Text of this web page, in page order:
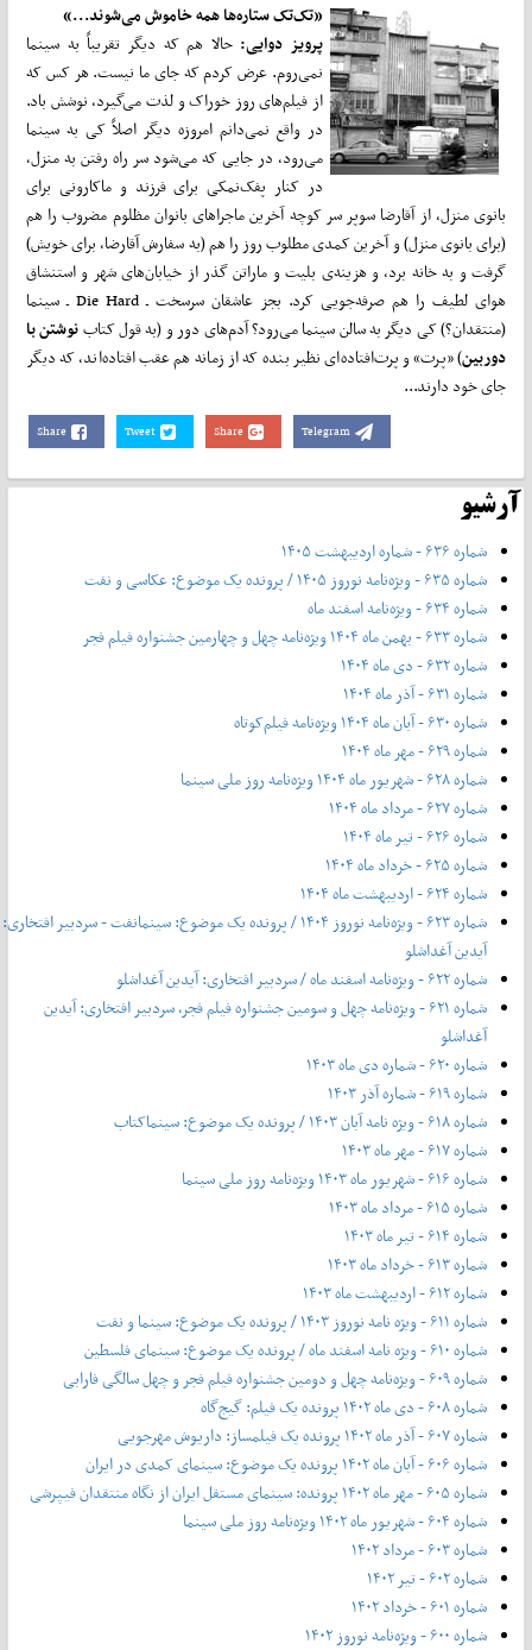
«تک‌تک ستاره‌ها همه خاموش می‌شوند...»
پرویز دوایی:حالا هم که دیگر تقریباً به سینما
نمی‌روم. عرض کردم که جای ما نیست. هر کس که
از فیلم‌های روز خوراک و لذت می‌گیرد، نوشش باد.
در واقع نمی‌دانم امروزه دیگر اصلاً کی به سینما
می‌رود، در جایی که می‌شود سر راه رفتن به منزل،
در کنار پفک‌نمکی برای فرزند و ماکارونی برای
بانوی منزل، از آقارضا سوپر سر کوچه آخرین ماجراهای بانوان مظلوم مضروب را هم
(برای بانوی منزل) و آخرین کمدی مطلوب روز را هم (به سفارش آقارضا، برای خویش)
گرفت و به خانه برد، و هزینه‌ی بلیت و ماراتن گذر از خیابان‌های شهر و استنشاق
هوای لطیف را هم صرفه‌جویی کرد. بجز عاشقان سرسخت ـ Die Hard ـ سینما
(منتقدان؟) کی دیگر به سالن سینما می‌رود؟ آدم‌های دور و (به قول کتابنوشتن با
دوربین) «پرت» و پرت‌افتاده‌ای نظیر بنده که از زمانه هم عقب افتاده‌اند، که دیگر
جای خود دارند...
Share Tweet Share Telegram
آرشیو
شماره ۶۳۶ - شماره اردیبهشت ۱۴۰۵
شماره ۶۳۵ - ویژه‌نامه نوروز ۱۴۰۵ / پرونده یک موضوع: عکاسی و نفت
شماره ۶۳۴ - ویژه‌نامه اسفند ماه
شماره ۶۳۳ - بهمن ماه ۱۴۰۴ ویژه‌نامه چهل‌ و‌ چهارمین جشنواره فیلم فجر
شماره ۶۳۲ - دی ماه ۱۴۰۴
شماره ۶۳۱ - آذر ماه ۱۴۰۴
شماره ۶۳۰ - آبان ماه ۱۴۰۴ ویژه‌نامه فیلم‌کوتاه
شماره ۶۲۹ - مهر ماه ۱۴۰۴
شماره ۶۲۸ - شهریور ماه ۱۴۰۴ ویژه‌نامه روز ملی سینما
شماره ۶۲۷ - مرداد ماه ۱۴۰۴
شماره ۶۲۶ - تیر ماه ۱۴۰۴
شماره ۶۲۵ - خرداد ماه ۱۴۰۴
شماره ۶۲۴ - اردیبهشت ماه ۱۴۰۴
شماره ۶۲۳ - ویژه‌نامه نوروز ۱۴۰۴ / پرونده یک موضوع: سینمانفت - سردبیر افتخاری:
آیدین آغداشلو
شماره ۶۲۲ - ویژه‌نامه اسفند ماه / سردبیر افتخاری: آیدین آغداشلو
شماره ۶۲۱ - ویژه‌نامه چهل‌ و‌ سومین جشنواره فیلم فجر، سردبیر افتخاری: آیدین
آغداشلو
شماره ۶۲۰ - شماره دی ماه ۱۴۰۳
شماره ۶۱۹ - شماره آذر ۱۴۰۳
شماره ۶۱۸ - ویژه نامه آبان ۱۴۰۳ / پرونده یک موضوع: سینماکتاب
شماره ۶۱۷ - مهر ماه ۱۴۰۳
شماره ۶۱۶ - شهریور ماه ۱۴۰۳ ویژه‌نامه روز ملی سینما
شماره ۶۱۵ - مرداد ماه ۱۴۰۳
شماره ۶۱۴ - تیر ماه ۱۴۰۳
شماره ۶۱۳ - خرداد ماه ۱۴۰۳
شماره ۶۱۲ - اردیبهشت ماه ۱۴۰۳
شماره ۶۱۱ - ویژه نامه نوروز ۱۴۰۳ / پرونده یک موضوع: سینما و نفت
شماره ۶۱۰ - ویژه نامه اسفند ماه / پرونده یک موضوع: سینمای فلسطین
شماره ۶۰۹ - ویژه‌نامه چهل و دومین جشنواره فیلم فجر و چهل سالگی فارابی
شماره ۶۰۸ - دی ماه ۱۴۰۲ پرونده یک فیلم: گیج‌گاه
شماره ۶۰۷ - آذر ماه ۱۴۰۲ پرونده یک فیلمساز: داریوش مهرجویی
شماره ۶۰۶ - آبان ماه ۱۴۰۲ پرونده یک موضوع: سینمای کمدی در ایران
شماره ۶۰۵ - مهر ماه ۱۴۰۲ پرونده: سینمای مستقل ایران از نگاه منتقدان فیپرشی
شماره ۶۰۴ - شهریور ماه ۱۴۰۲ ویژه‌نامه روز ملی سینما
شماره ۶۰۳ - مرداد ۱۴۰۲
شماره ۶۰۲ - تیر ۱۴۰۲
شماره ۶۰۱ - خرداد ۱۴۰۲
شماره ۶۰۰ - ویژه‌نامه نوروز ۱۴۰۲